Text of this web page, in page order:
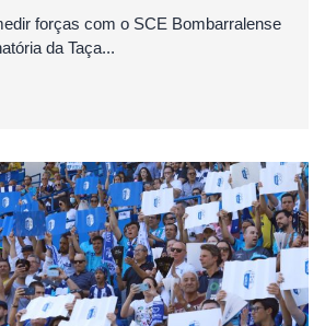
forças com o SCE Bombarralense
da Taça...